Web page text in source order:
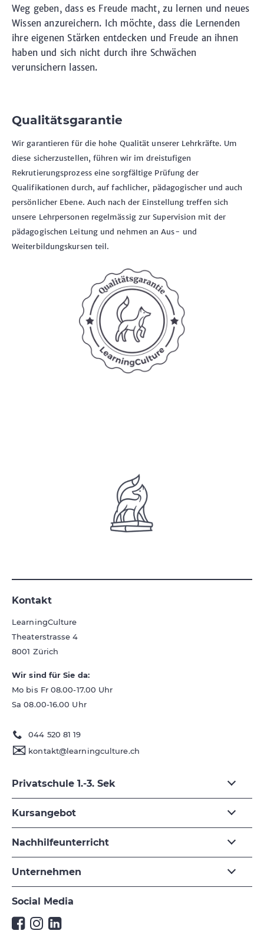
Weg geben, dass es Freude macht, zu lernen und neues
Wissen anzureichern. Ich möchte, dass die Lernenden
ihre eigenen Stärken entdecken und Freude an ihnen
haben und sich nicht durch ihre Schwächen
verunsichern lassen.
Qualitätsgarantie
Wir garantieren für die hohe Qualität unserer Lehrkräfte. Um
diese sicherzustellen, führen wir im dreistufigen
Rekrutierungsprozess eine sorgfältige Prüfung der
Qualifikationen durch, auf fachlicher, pädagogischer und auch
persönlicher Ebene. Auch nach der Einstellung treffen sich
unsere Lehrpersonen regelmässig zur Supervision mit der
pädagogischen Leitung und nehmen an Aus- und
Weiterbildungskursen teil.
Kontakt
LearningCulture
Theaterstrasse 4
8001 Zürich
Wir sind für Sie da:
Mo bis Fr 08.00-17.00 Uhr
Sa 08.00-16.00 Uhr
044 520 81 19
✉ kontakt@learningculture.ch
Privatschule 1.-3. Sek
Kursangebot
Nachhilfeunterricht
Unternehmen
Social Media